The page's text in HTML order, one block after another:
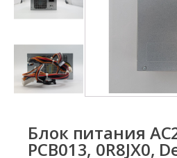
Блок питания
PCB013, 0R8JX0,